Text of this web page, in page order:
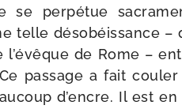
se per­pé­tue
telle déso­béis­sance
l’é­vêque de Rome –
pas­sage a fait
d’encre. Il est